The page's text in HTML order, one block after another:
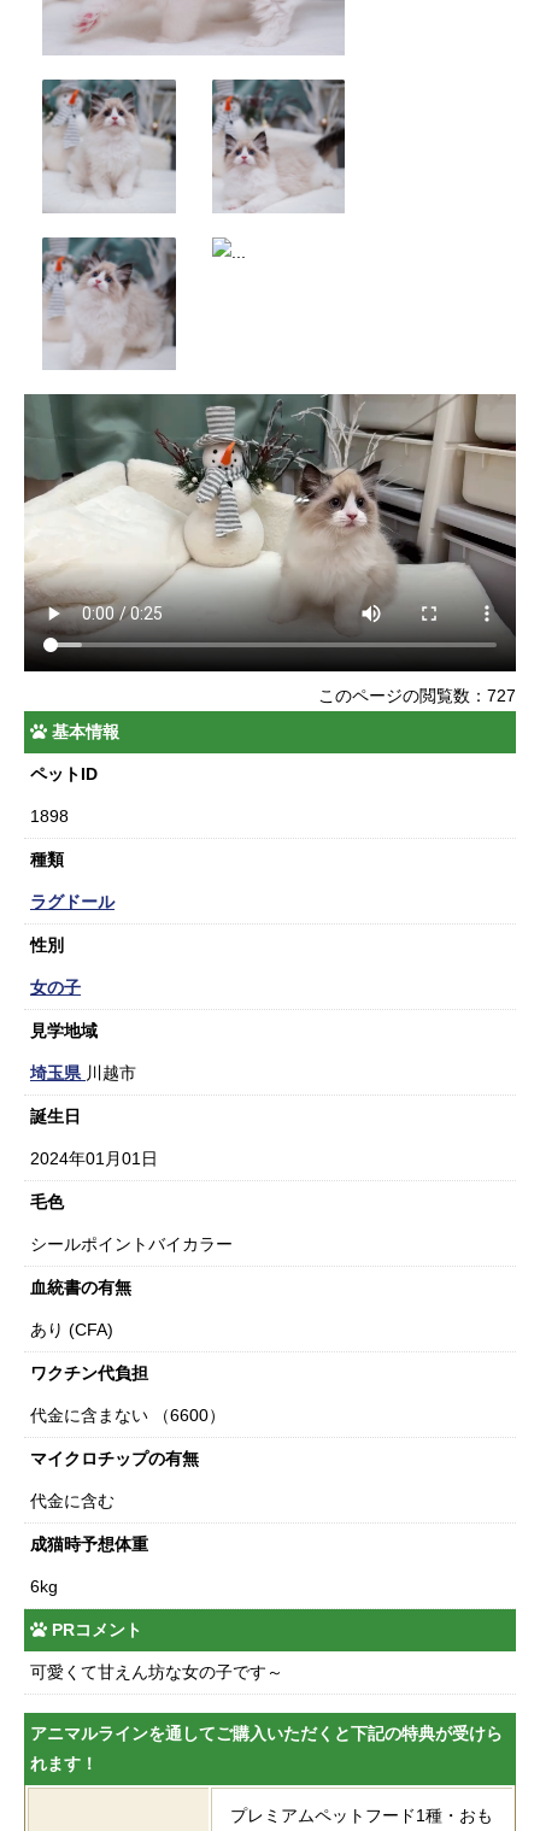
このページの閲覧数：727
基本情報
ペットID
1898
種類
ラグドール
性別
女の子
見学地域
埼玉県 川越市
誕生日
2024年01月01日
毛色
シールポイントバイカラー
血統書の有無
あり (CFA)
ワクチン代負担
代金に含まない （6600）
マイクロチップの有無
代金に含む
成猫時予想体重
6kg
PRコメント
可愛くて甘えん坊な女の子です～
アニマルラインを通してご購入いただくと下記の特典が受けら
れます！
プレミアムペットフード1種・おも